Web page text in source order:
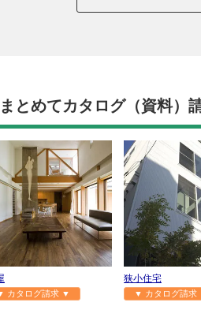
まとめてカタログ（資料）
カタログ請求 ▼
狭小住宅
▼ カタログ請